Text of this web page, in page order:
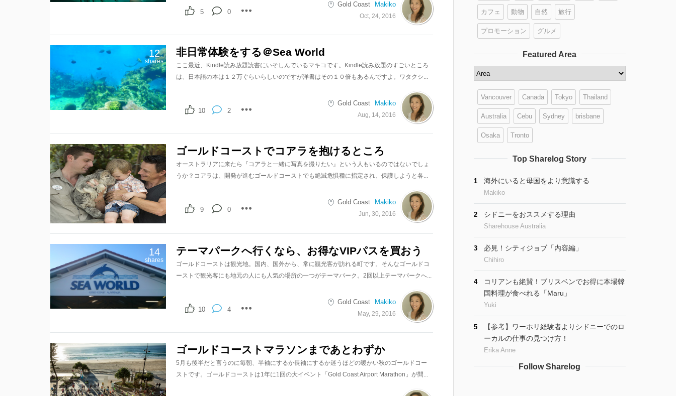
Gold Coast Makiko
Oct, 24, 2016
0
5
非日常体験をする＠Sea World
ここ最近、Kindle読み放題読書にいそしんでいるマキコです。Kindle読み放題のすごいところ
は、日本語の本は１２万ぐらいらしいのですが洋書はその１０倍もあるんですよ。ワタクシ...
Gold Coast Makiko
Aug, 14, 2016
2
10
12
shares
ゴールドコーストでコアラを抱けるところ
オーストラリアに来たら『コアラと一緒に写真を撮りたい』という人もいるのではないでしょ
うか？コアラは、開発が進むゴールドコーストでも絶滅危惧種に指定され、保護しようと各...
Gold Coast Makiko
Jun, 30, 2016
0
9
テーマパークへ行くなら、お得なVIPパスを買おう
ゴールドコーストは観光地。国内、国外から、常に観光客が訪れる町です。そんなゴールドコ
ーストで観光客にも地元の人にも人気の場所の一つがテーマパーク。2回以上テーマパークへ...
Gold Coast Makiko
May, 29, 2016
4
10
14
shares
ゴールドコーストマラソンまであとわずか
5月も後半だと言うのに毎朝、半袖にするか長袖にするか迷うほどの暖かい秋のゴールドコー
ストです。ゴールドコーストは1年に1回の大イベント「Gold Coast Airport Marathon」が間...
カフェ 動物 自然 旅行
プロモーション グルメ
Featured Area
Vancouver Canada Tokyo Thailand
Australia Cebu Sydney brisbane
Osaka Tronto
Top Sharelog Story
1 海外にいると母国をより意識する
Makiko
2 シドニーをおススメする理由
Sharehouse Australia
3 必見！シティジョブ「内容編」
Chihiro
4
コリアンも絶賛！ブリスベンでお得に本場韓
国料理が食べれる「Maru」
Yuki
5
【参考】ワーホリ経験者よりシドニーでのロ
ーカルの仕事の見つけ方！
Erika Anne
Follow Sharelog